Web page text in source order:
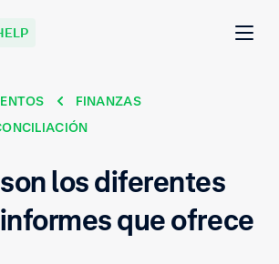
FINANZAS
los diferentes
que ofrece